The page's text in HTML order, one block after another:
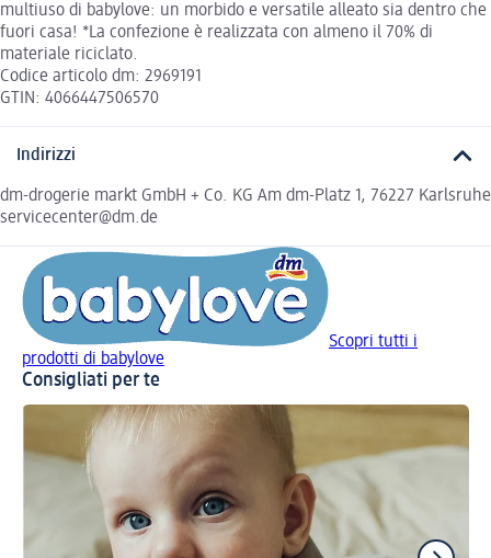
multiuso di babylove: un morbido e versatile alleato sia dentro che
fuori casa! *La confezione è realizzata con almeno il 70% di
materiale riciclato.
Codice articolo dm: 2969191
GTIN: 4066447506570
Indirizzi
dm-drogerie markt GmbH + Co. KG Am dm-Platz 1, 76227 Karlsruhe
servicecenter@dm.de
Scopri tutti i
prodotti di babylove
Consigliati per te